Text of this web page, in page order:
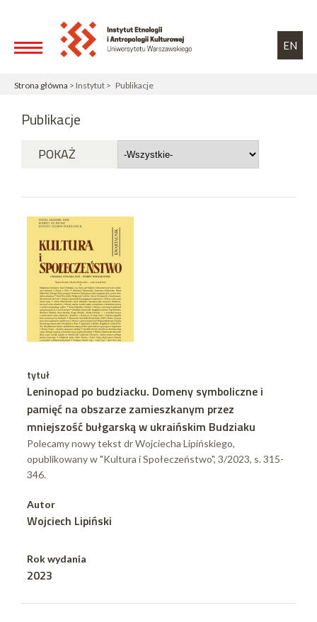
EN
Strona główna > Instytut > Publikacje
Publikacje
POKAŻ
tytuł
Leninopad po budziacku. Domeny symboliczne i
pamięć na obszarze zamieszkanym przez
mniejszość bułgarską w ukraińskim Budziaku
Polecamy nowy tekst dr Wojciecha Lipińskiego,
opublikowany w "Kultura i Społeczeństwo", 3/2023, s. 315-
346.
Autor
Wojciech Lipiński
Rok wydania
2023